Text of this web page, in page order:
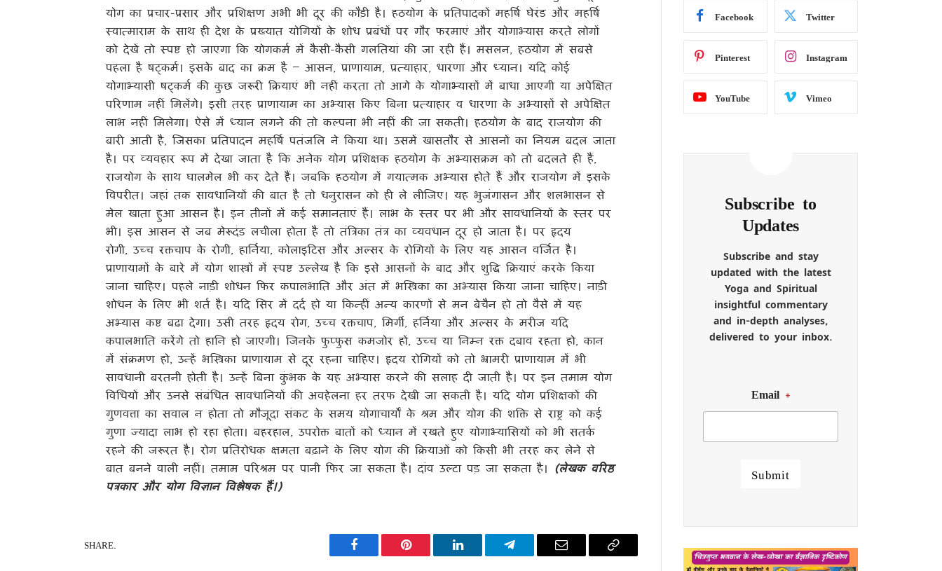
योग का प्रचार-प्रसार और प्रशिक्षण अभी भी दूर की कौड़ी है।हठयोग के प्रतिपादकों महर्षि घेरंड और महर्षि
स्वात्माराम के साथ ही देश के प्रख्यात योगियों के शोध प्रबंधों पर गौर फरमाएं और योगाभ्यास करते लोगों
को देखें तो स्पष्ट हो जाएगा कि योगकर्म में कैसी-कैसी गलतियां की जा रही हैं। मसलन, हठयोग में सबसे
पहला है षट्कर्म। इसके बाद का क्रम है – आसन, प्राणायाम, प्रत्याहार, धारणा और ध्यान। यदि कोई
योगाभ्यासी षट्कर्म की कुछ जरूरी क्रियाएं भी नहीं करता तो आगे के योगाभ्यासों में बाधा आएगी या अपेक्षित
परिणाम नहीं मिलेंगे। इसी तरह प्राणायाम का अभ्यास किए बिना प्रत्याहार व धारणा के अभ्यासों से अपेक्षित
लाभ नहीं मिलेगा। ऐसे में ध्यान लगने की तो कल्पना भी नहीं की जा सकती।हठयोग के बाद राजयोग की
बारी आती है, जिसका प्रतिपादन महर्षि पतंजलि ने किया था। उसमें खासतौर से आसनों का नियम बदल जाता
है। पर व्यवहार रूप में देखा जाता है कि अनेक योग प्रशिक्षक हठयोग के अभ्यासक्रम को तो बदलते ही हैं,
राजयोग के साथ घालमेल भी कर देते हैं। जबकि हठयोग में गयात्मक अभ्यास होते हैं और राजयोग में इसके
विपरीत। जहां तक सावधानियों की बात है तो धनुरासन को ही ले लीजिए। यह भुजंगासन और शलभासन से
मेल खाता हुआ आसन है। इन तीनों में कई समानताएं हैं। लाभ के स्तर पर भी और सावधानियों के स्तर पर
भी। इस आसन से जब मेरूदंड लचीला होता है तो तंत्रिका तंत्र का व्यवधान दूर हो जाता है। पर हृदय
रोगी, उच्च रक्तचाप के रोगी, हार्निया, कोलाइटिस और अल्सर के रोगियों के लिए यह आसन वर्जित है।
प्राणायामों के बारे में योग शास्त्रों में स्पष्ट उल्लेख है कि इसे आसनों के बाद और शुद्धि क्रियाएं करके किया
जाना चाहिए। पहले नाड़ी शोधन फिर कपालभाति और अंत में भस्त्रिका का अभ्यास किया जाना चाहिए। नाड़ी
शोधन के लिए भी शर्त है। यदि सिर में दर्द हो या किन्हीं अन्य कारणों से मन बेचैन हो तो वैसे में यह
अभ्यास कष्ट बढ़ा देगा। उसी तरह हृदय रोग, उच्च रक्तचाप, मिर्गी, हर्निया और अल्सर के मरीज यदि
कपालभाति करेंगे तो हानि हो जाएगी। जिनके फुप्फुस कमजोर हों, उच्च या निम्न रक्त दबाव रहता हो, कान
में संक्रमण हो, उन्हें भस्त्रिका प्राणायाम से दूर रहना चाहिए। हृदय रोगियों को तो भ्रामरी प्राणायाम में भी
सावधानी बरतनी होती है। उन्हें बिना कुंभक के यह अभ्यास करने की सलाह दी जाती है।पर इन तमाम योग
विधियों और उनसे संबंधित सावधानियों की अवहेलना हर तरफ देखी जा सकती है। यदि योग प्रशिक्षकों की
गुणवत्ता का सवाल न होता तो मौजूदा संकट के समय योगाचार्यों के श्रम और योग की शक्ति से राष्ट्र को कई
गुणा ज्यादा लाभ हो रहा होता। बहरहाल, उपरोक्त बातों को ध्यान में रखते हुए योगाभ्यासियों को भी सतर्क
रहने की जरूरत है। रोग प्रतिरोधक क्षमता बढ़ाने के लिए योग की क्रियाओं को किसी भी तरह कर लेने से
बात बनने वाली नहीं। तमाम परिश्रम पर पानी फिर जा सकता है। दांव उल्टा पड़ जा सकता है। (लेखक वरिष्ठ
पत्रकार और योग विज्ञान विश्लेषक हैं।)
SHARE.
Facebook Pinterest LinkedIn Telegram Email Copy
Facebook Twitter
Pinterest Instagram
YouTube Vimeo
Subscribe to
Updates
Subscribe and stay
updated with the latest
Yoga and Spiritual
insightful commentary
and in-depth analyses,
delivered to your inbox.
Email *
Submit